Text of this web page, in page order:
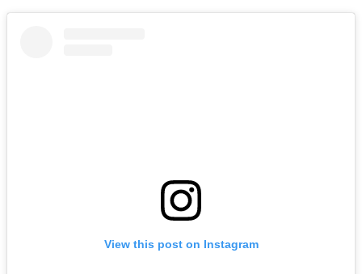
View this post on Instagram